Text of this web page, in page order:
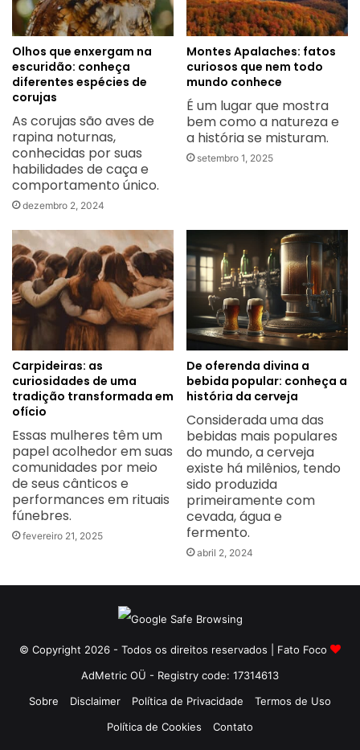
Olhos que enxergam na
escuridão: conheça
diferentes espécies de
corujas
As corujas são aves de
rapina noturnas,
conhecidas por suas
habilidades de caça e
comportamento único.
dezembro 2, 2024
Montes Apalaches: fatos
curiosos que nem todo
mundo conhece
É um lugar que mostra
bem como a natureza e
a história se misturam.
setembro 1, 2025
Carpideiras: as
curiosidades de uma
tradição transformada em
ofício
Essas mulheres têm um
papel acolhedor em suas
comunidades por meio
de seus cânticos e
performances em rituais
fúnebres.
fevereiro 21, 2025
De oferenda divina a
bebida popular: conheça a
história da cerveja
Considerada uma das
bebidas mais populares
do mundo, a cerveja
existe há milênios, tendo
sido produzida
primeiramente com
cevada, água e
fermento.
abril 2, 2024
© Copyright 2026 - Todos os direitos reservados | Fato Foco
AdMetric OÜ - Registry code: 17314613
Sobre
Disclaimer Política de Privacidade
Termos de Uso
Política de Cookies
Contato